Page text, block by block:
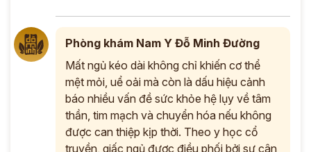
Phòng khám Nam Y Đỗ Minh Đường
Mất ngủ kéo dài không chỉ khiến cơ thể
mệt mỏi, uể oải mà còn là dấu hiệu cảnh
báo nhiều vấn đề sức khỏe hệ lụy về tâm
thần, tim mạch và chuyển hóa nếu không
được can thiệp kịp thời. Theo y học cổ
truyền, giấc ngủ được điều phối bởi sự cân